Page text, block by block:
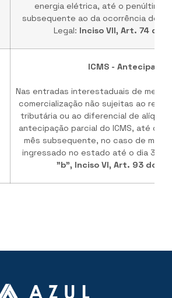
energia elétrica, até o penúltimo
subsequente ao da ocorrência do
Legal: Inciso VII, Art. 74 do
ICMS - Antecipação
Nas entradas interestaduais de
comercialização não sujeitas ao
tributária ou ao diferencial de
antecipação parcial do ICMS, até o
mês subsequente, no caso de
ingressado no estado até o dia 30.
"b", Inciso VI, Art. 93 do